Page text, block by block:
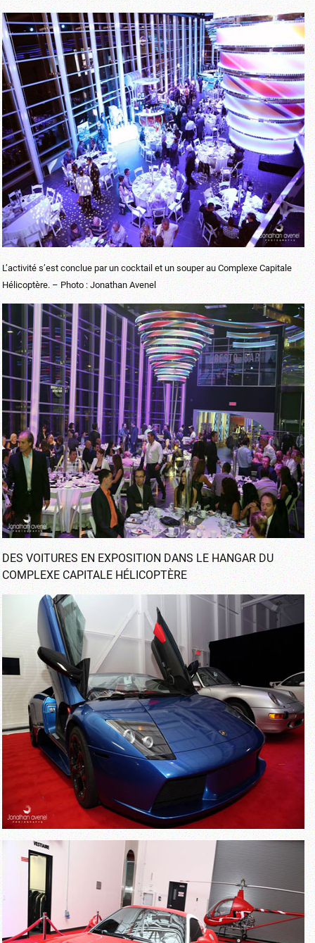
L’activité s’est conclue par un cocktail et un souper au Complexe Capitale
Hélicoptère. – Photo : Jonathan Avenel
DES VOITURES EN EXPOSITION DANS LE HANGAR DU
COMPLEXE CAPITALE HÉLICOPTÈRE